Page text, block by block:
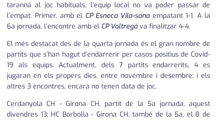
tarannà al joc habituals, l’equip local no va poder passar de
l’empat. Primer, amb el CP Esneca Vila-sanaempatant 1-1. A la
6a jornada, l’encontre amb el CP Voltregà va finalitzar 4-4.
El més destacat des de la quarta jornada és el gran nombre de
partits que s’han hagut d’endarrerir per casos positius de Covid-
19 als equips. Actualment, dels 7 partits endarrerits, 4 es
jugaran en els propers dies, entre novembre i desembre; i els
altres 3 encontres, encara no tenen data de joc.
Cerdanyola CH - Girona CH, partit de la 5a jornada, aquest
divendres 13; HC Borbolla - Girona CH, també de la 5a, el 8 de